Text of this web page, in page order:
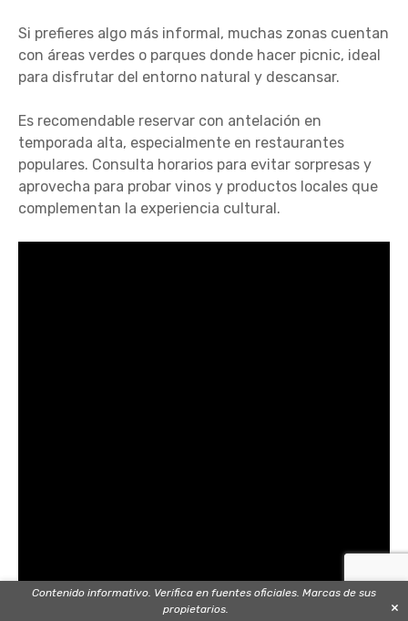
Si prefieres algo más informal, muchas zonas cuentan
con áreas verdes o parques donde hacer picnic, ideal
para disfrutar del entorno natural y descansar.
Es recomendable reservar con antelación en
temporada alta, especialmente en restaurantes
populares. Consulta horarios para evitar sorpresas y
aprovecha para probar vinos y productos locales que
complementan la experiencia cultural.
Contenido informativo. Verifica en fuentes oficiales. Marcas de sus
propietarios.
×